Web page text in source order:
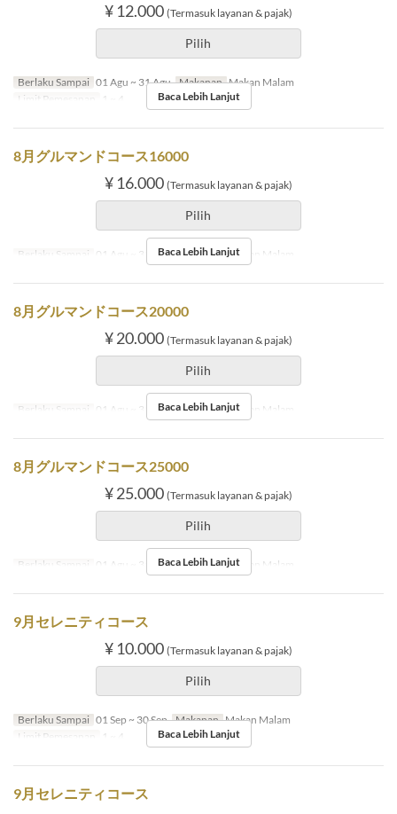
¥ 12.000 (Termasuk layanan & pajak)
Pilih
Berlaku Sampai 01 Agu ~ 31 Agu Makanan Makan Malam
Limit Pemesanan
1 ~ 4 Baca Lebih Lanjut
8月グルマンドコース16000
¥ 16.000 (Termasuk layanan & pajak)
Pilih
Berlaku Sampai 01 Agu ~ 31 Agu Makanan Makan Malam
Baca Lebih Lanjut
8月グルマンドコース20000
¥ 20.000 (Termasuk layanan & pajak)
Pilih
Berlaku Sampai 01 Agu ~ 31 Agu Makanan Makan Malam
Baca Lebih Lanjut
8月グルマンドコース25000
¥ 25.000 (Termasuk layanan & pajak)
Pilih
Berlaku Sampai 01 Agu ~ 31 Agu Makanan Makan Malam
Baca Lebih Lanjut
9月セレニティコース
¥ 10.000 (Termasuk layanan & pajak)
Pilih
Berlaku Sampai 01 Sep ~ 30 Sep Makanan Makan Malam
Limit Pemesanan
1 ~ 4 Baca Lebih Lanjut
9月セレニティコース